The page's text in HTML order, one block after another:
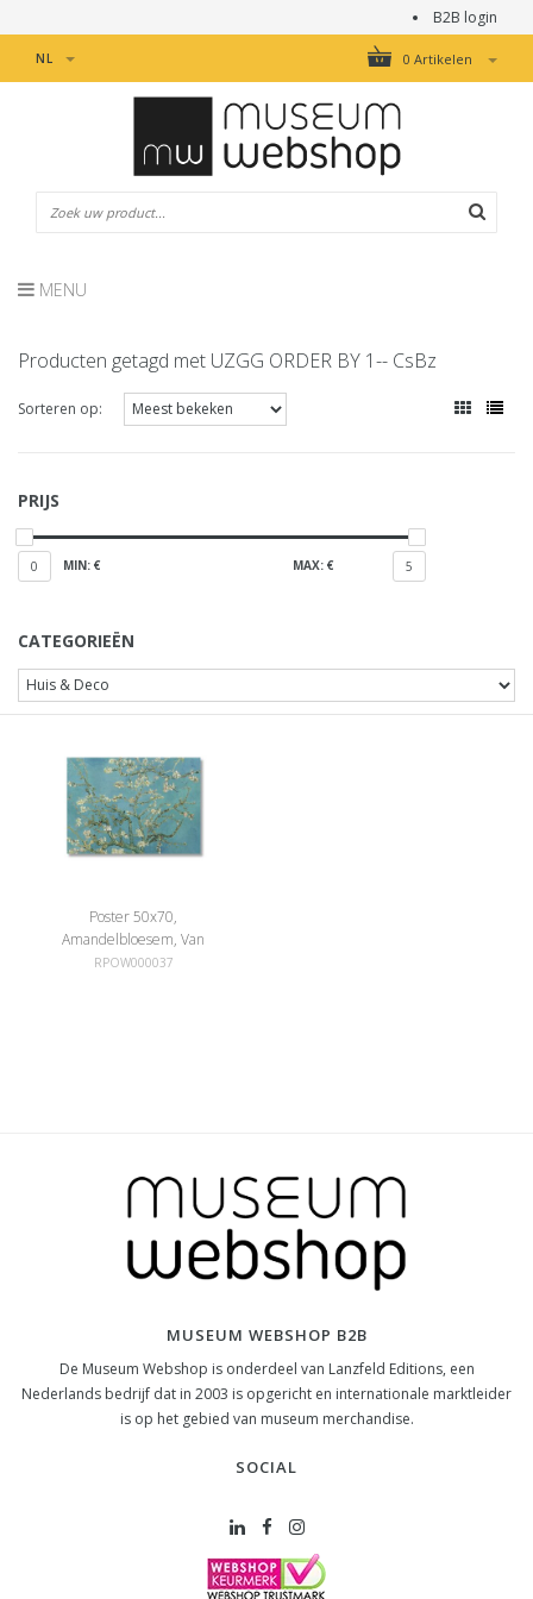
B2B login
0 Artikelen
NL
MENU
Producten getagd met UZGG ORDER BY 1-- CsBz
Sorteren op:
PRIJS
0 MIN: € MAX: € 5
CATEGORIEËN
Poster 50x70,
Amandelbloesem, Van
Gogh
RPOW000037
MUSEUM WEBSHOP B2B
De Museum Webshop is onderdeel van Lanzfeld Editions, een
Nederlands bedrijf dat in 2003 is opgericht en internationale marktleider
is op het gebied van museum merchandise.
SOCIAL